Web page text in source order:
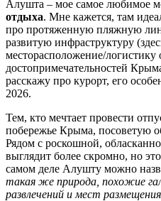
Алушта – мое самое любимое
отдыха. Мне кажется, там
про протяженную пляжную
развитую инфраструктуру
месторасположение/логистику
достопримечательностей
расскажу про курорт, его
2026.
Тем, кто мечтает провести
побережье Крыма, посоветую
Рядом с роскошной,
выглядит более скромно, но
самом деле Алушту можно
такая же природа, похожие
развлечений и мест